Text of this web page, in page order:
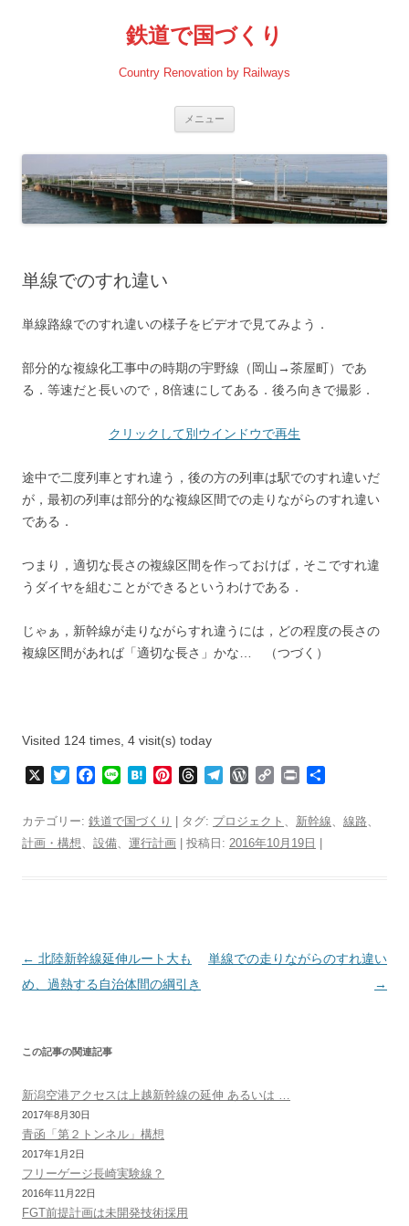
鉄道で国づくり
Country Renovation by Railways
メニュー
単線でのすれ違い
単線路線でのすれ違いの様子をビデオで見てみよう．
部分的な複線化工事中の時期の宇野線（岡山→茶屋町）であ
る．等速だと長いので，8倍速にしてある．後ろ向きで撮影．
クリックして別ウインドウで再生
途中で二度列車とすれ違う，後の方の列車は駅でのすれ違いだ
が，最初の列車は部分的な複線区間での走りながらのすれ違い
である．
つまり，適切な長さの複線区間を作っておけば，そこですれ違
うダイヤを組むことができるというわけである．
じゃぁ，新幹線が走りながらすれ違うには，どの程度の長さの
複線区間があれば「適切な長さ」かな… （つづく）
Visited 124 times, 4 visit(s) today
t
c
e
b
e
H
e
n
e
e
a
l
e
g
W
d
P
C
y
L
n
t
カテゴリー: 鉄道で国づくり | タグ: プロジェクト 、 新幹線、 線路、
計画・構想、 設備、 運行計画 | 投稿日: 2016年10月19日
投
稿
ゲ
ー
シ
ョ
← 北陸新幹線延伸ルート大も
め、過熱する自治体間の綱引き
単線での走りながらのすれ違い
→
この記事の関連記事
新潟空港アクセスは上越新幹線の延伸 あるいは …
2017年8月30日
青函「第２トンネル」構想
2017年1月2日
フリーゲージ長崎実験線？
2016年11月22日
FGT前提計画は未開発技術採用